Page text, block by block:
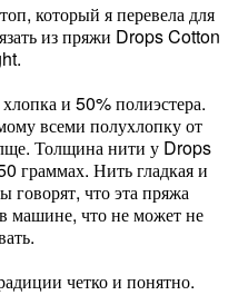
который я перевела для
из пряжи Drops Cotton
и 50% полиэстера.
всеми полухлопку от
Толщина нити у Drops
граммах. Нить гладкая и
говорят, что эта пряжа
машине, что не может не
четко и понятно.